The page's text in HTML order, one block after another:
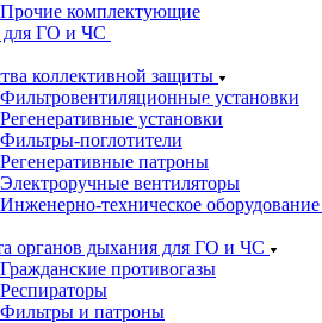
Прочие комплектующие
ГО и ЧС
коллективной защиты
Фильтровентиляционные установки
Регенеративные установки
Фильтры-поглотители
Регенеративные патроны
Электроручные вентиляторы
Инженерно-техническое оборудование
органов дыхания для ГО и ЧС
Гражданские противогазы
Респираторы
Фильтры и патроны